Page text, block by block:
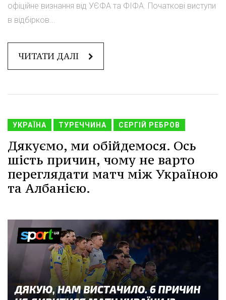
офіційне визнання від УЄФА та ФІФА. Початкові виступи
в відбірков...
ЧИТАТИ ДАЛІ
УКРАЇНА ТУРЕЧЧИНА СЕРГІЙ РЕБРОВ
Дякуємо, ми обійдемося. Ось
шість причин, чому не варто
переглядати матч між Україною
та Албанією.